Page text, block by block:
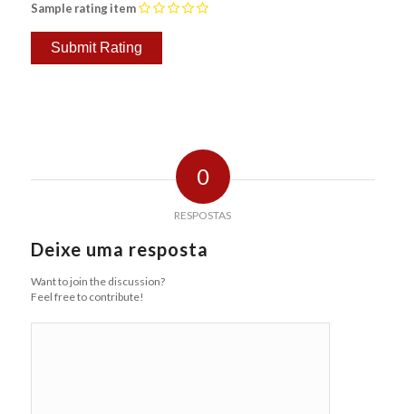
Sample rating item
0
RESPOSTAS
Deixe uma resposta
Want to join the discussion?
Feel free to contribute!